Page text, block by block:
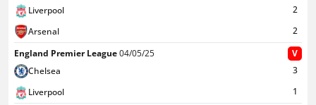
Arsenal 2
Liverpool 2
England Premier League04/05/25
V
Chelsea
3
Liverpool
1